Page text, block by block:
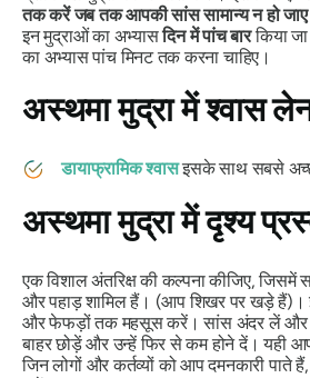
तक करें जब तक आपकी सांस सामान्य न हो जाए
इनमुद्राओं काअभ्यासदिन में पांच बारकिया
का अभ्यास पांच मिनट तक करना चाहिए।
अस्थमा मुद्रामें श्वास
डायाफ्रामिक श्वासइसके साथ सबसे
अस्थमा मुद्रामें दृश्य
एक विशाल अंतरिक्ष की कल्पना कीजिए, जिसमें
और पहाड़ शामिल हैं। (आप शिखर पर खड़े हैं)।
और फेफड़ों तक महसूस करें। सांस अंदर लें और
बाहर छोड़ें और उन्हें फिर से कम होने दें। यही
जिन लोगों और कर्तव्यों को आप दमनकारी पाते